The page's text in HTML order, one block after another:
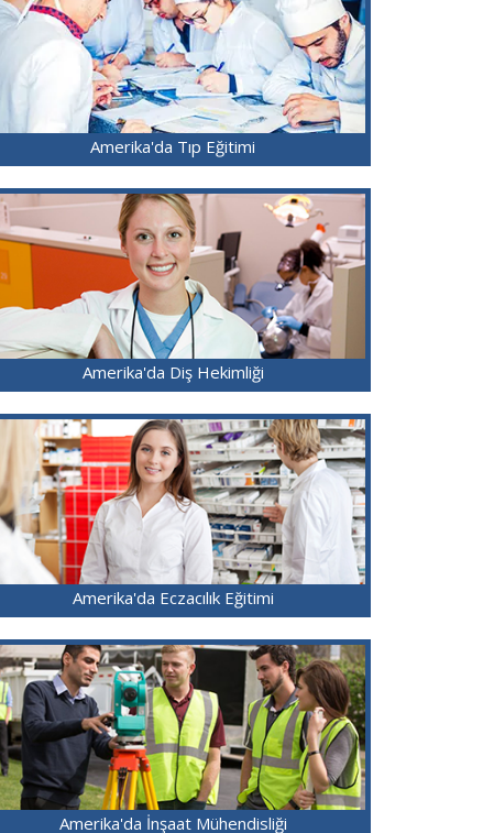
Amerika'da Tıp Eğitimi
Amerika'da Diş Hekimliği
Amerika'da Eczacılık Eğitimi
Amerika'da İnşaat Mühendisliği